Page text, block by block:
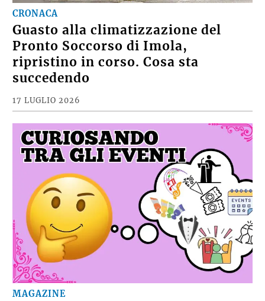
CRONACA
Guasto alla climatizzazione del
Pronto Soccorso di Imola,
ripristino in corso. Cosa sta
succedendo
17 LUGLIO 2026
MAGAZINE